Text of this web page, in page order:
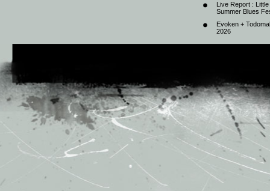
Live Report :
Summer Blues
Evoken +
2026